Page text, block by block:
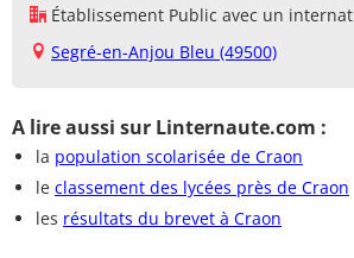
Établissement Public avec un internat
Segré-en-Anjou Bleu (49500)
A lire aussi sur Linternaute.com :
la population scolarisée de Craon
le classement des lycées près de Craon
les résultats du brevet à Craon